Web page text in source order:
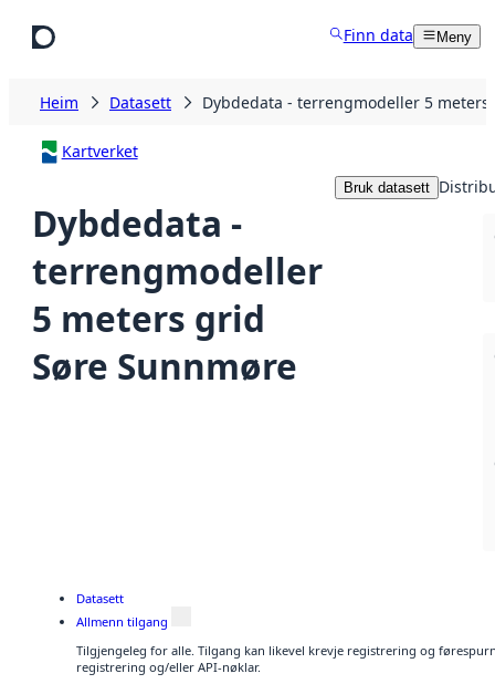
Finn data Meny
Heim Datasett Dybdedata - terrengmodeller 5
Kartverket
Dybdedata -
terrengmodeller
5 meters grid
Søre Sunnmøre
Bruk datasett
Datasett
Allmenn tilgang
Tilgjengeleg for alle. Tilgang kan likevel krevje registrering og
registrering og/eller API-nøklar.